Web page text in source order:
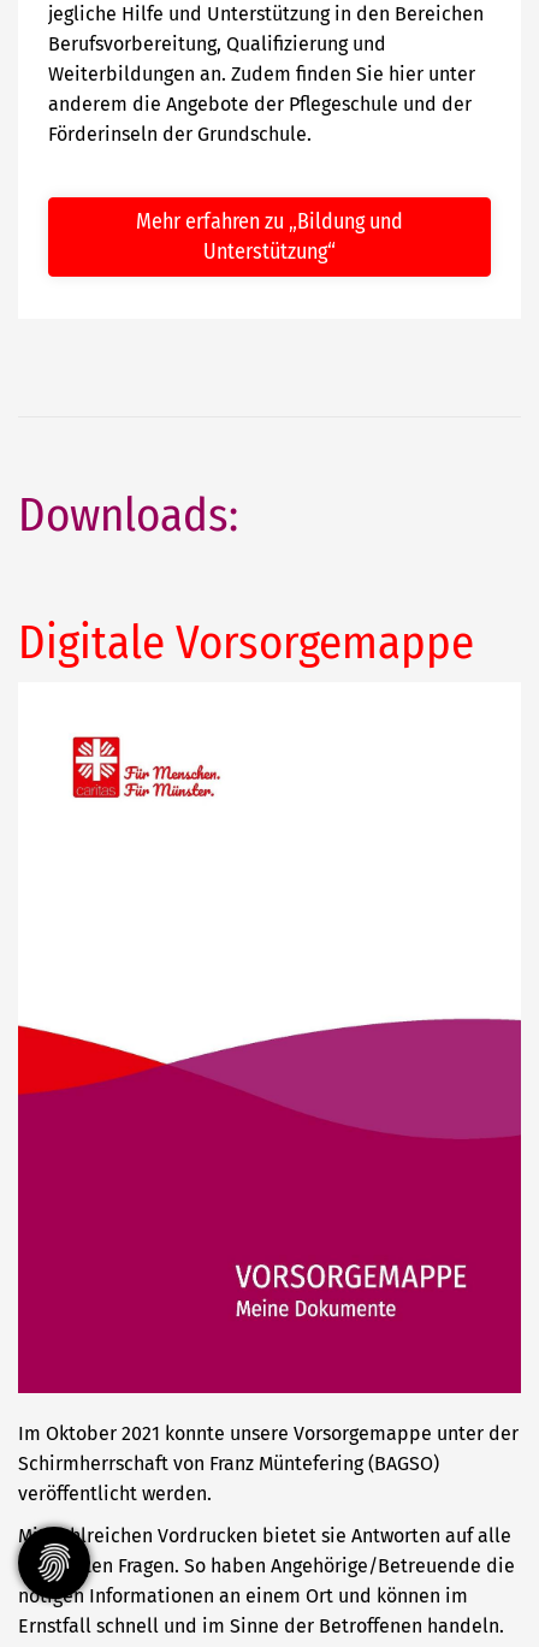
jegliche Hilfe und Unterstützung in den Bereichen
Berufsvorbereitung, Qualifizierung und
Weiterbildungen an. Zudem finden Sie hier unter
anderem die Angebote der Pflegeschule und der
Förderinseln der Grundschule.
Mehr erfahren zu „Bildung und
Unterstützung“
Downloads:
Digitale Vorsorgemappe
Im Oktober 2021 konnte unsere Vorsorgemappe unter der
Schirmherrschaft von Franz Müntefering (BAGSO)
veröffentlicht werden.
Mit zahlreichen Vordrucken bietet sie Antworten auf alle
relevanten Fragen. So haben Angehörige/Betreuende die
nötigen Informationen an einem Ort und können im
Ernstfall schnell und im Sinne der Betroffenen handeln.